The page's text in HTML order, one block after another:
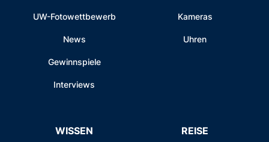
UW-Fotowettbewerb
News
Gewinnspiele
Interviews
Kameras
Uhren
WISSEN REISE